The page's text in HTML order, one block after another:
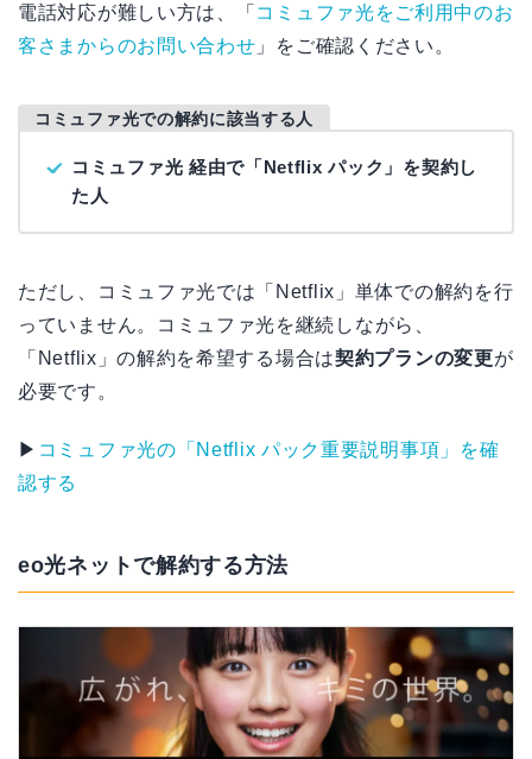
電話対応が難しい方は、「 コミュファ光をご利用中のお
客さまからのお問い合わせ 」をご確認ください。
コミュファ光での解約に該当する人
コミュファ光 経由で「Netflix パック」を契約し
た人
ただし、コミュファ光では「Netflix」単体での解約を行
っていません。コミュファ光を継続しながら、
「Netflix」の解約を希望する場合は契約プランの変更が
必要です。
▶ コミュファ光の「Netflix パック重要説明事項」を確
認する
eo光ネットで解約する方法